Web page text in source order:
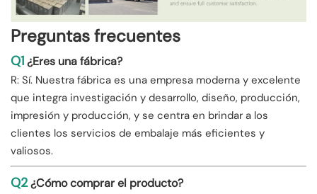
Preguntas frecuentes
Q1¿Eres una fábrica?
R: Sí. Nuestra fábrica es una empresa moderna y excelente
que integra investigación y desarrollo, diseño, producción,
impresión y producción, y se centra en brindar a los
clientes los servicios de embalaje más eficientes y
valiosos.
Q2¿Cómo comprar el producto?